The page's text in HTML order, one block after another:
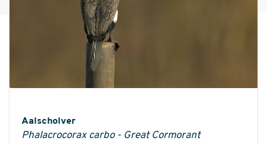
Aalscholver
Phalacrocorax carbo - Great Cormorant